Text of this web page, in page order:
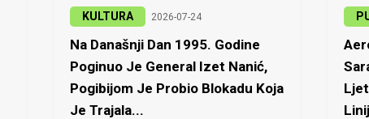
KULTURA 2026-07-24
Na Današnji Dan 1995. Godine
Poginuo Je General Izet Nanić,
Pogibijom Je Probio Blokadu Koja
Je Trajala...